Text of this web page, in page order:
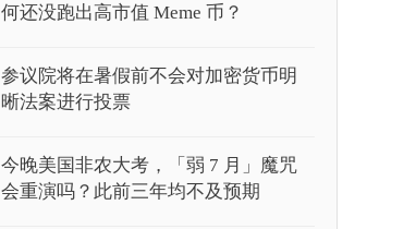
何还没跑出高市值 Meme 币？
参议院将在暑假前不会对加密货币明
晰法案进行投票
今晚美国非农大考，「弱 7 月」魔咒
会重演吗？此前三年均不及预期